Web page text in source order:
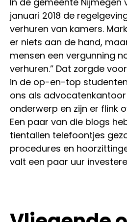
januari 2018 de
verhuren van kamers.
er niets aan de hand,
mensen een vergunning
verhuren.” Dat zorgde
in de op-en-top
ons als
onderwerp en zijn er flink
Een paar van die blogs
tientallen telefoontjes
procedures en
valt een paar uur